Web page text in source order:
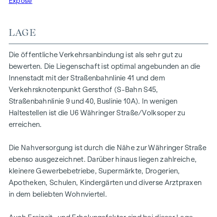
meisten Wohnungen wurden auch einer hochwertigen
DIE WOHNUNG
Die Wohnung befindet sich im 2. Liftstock und hat eine
Wohnnutzfläche von ca. 66 m 2 zzgl. eines 10 m
Die Raumhöhe beträgt ca. 2,70 m.
Heizung mittels Fernwärme.
Bei allen Bildern handelt es sich um Symbolbilder anderer
LAGE
Die öffentliche Verkehrsanbindung ist als sehr gut zu
bewerten. Die Liegenschaft ist optimal angebunden an die
Innenstadt mit der Straßenbahnlinie 41 und dem
Verkehrsknotenpunkt Gersthof (S-Bahn S45,
Straßenbahnlinie 9 und 40, Buslinie 10A). In wenigen
Haltestellen ist die U6 Währinger Straße/Volksoper zu
erreichen.
Die Nahversorgung ist durch die Nähe zur Währinger Straße
ebenso ausgezeichnet. Darüber hinaus liegen zahlreiche,
kleinere Gewerbebetriebe, Supermärkte, Drogerien,
Apotheken, Schulen, Kindergärten und diverse Arztpraxen
in dem beliebten Wohnviertel.